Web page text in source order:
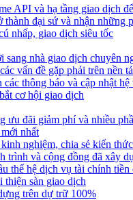
API và hạ tầng giao dịch
thành đại sứ và nhận những
nhấp, giao dịch siêu tốc
nhà giao dịch chuyên
vấn đề gặp phải trên nền
thông báo và cập nhật
cơ hội giao dịch
ưu đãi giảm phí và nhiều
nhất
nghiệm, chia sẻ kiến
trình và cộng đồng đã xây
thế hệ dịch vụ tài chính
thiện sàn giao dịch
trên dự trữ 100%